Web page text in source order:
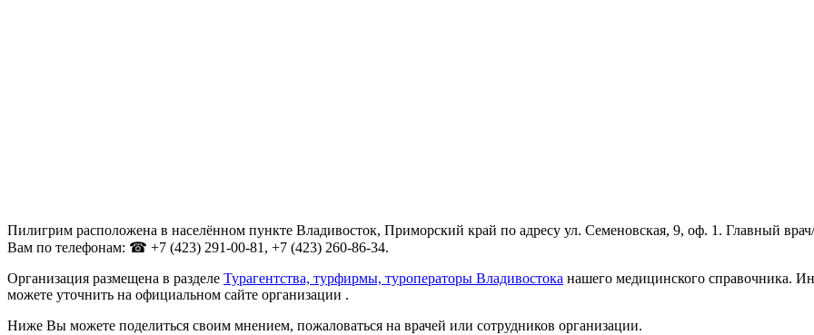
Пилигрим расположена в населённом пункте Владивосток, Приморский край по адресу ул. Семеновская, 9, оф. 1. Главный
Вам по телефонам: ☎ +7 (423) 291-00-81, +7 (423) 260-86-34.
Организация размещена в разделе Турагентства, турфирмы, туроператоры Владивостока нашего медицинского справочника.
можете уточнить на официальном сайте организации .
Ниже Вы можете поделиться своим мнением, пожаловаться на врачей или сотрудников организации.